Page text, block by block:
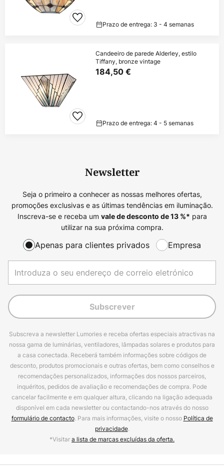
Prazo de entrega: 3 - 4 semanas
Candeeiro de parede Alderley, estilo
Tiffany, bronze vintage
184,50 €
Prazo de entrega: 4 - 5 semanas
Newsletter
Seja o primeiro a conhecer as nossas melhores ofertas,
promoções exclusivas e as últimas tendências em iluminação.
Inscreva-se e receba um vale de desconto de13%* para
utilizar na sua próxima compra.
Apenas para clientes privados Empresa
Subscrever
Subscreva a newsletter Lumories e receba ofertas especiais atractivas na
nossa gama de luminárias, ventiladores, lâmpadas solares e produtos para
a casa conectada. Receberá também informações sobre códigos de
desconto, produtos promocionais e outras ofertas, bem como conselhos e
recomendações personalizados, informações dos nossos parceiros,
inquéritos, pedidos de avaliação e recomendações de compra. Pode
cancelar facilmente e em qualquer altura, clicando na ligação adequada
disponível em cada newsletter ou contactando-nos através do nosso
formulário de contacto. Para mais informações, visite o nosso Política de
privacidade.
*Visitara lista de marcas excluídas da oferta.